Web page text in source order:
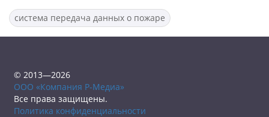
система передача данных о пожаре
© 2013—2026
ООО «Компания Р-Медиа»
Все права защищены.
Политика конфиденциальности